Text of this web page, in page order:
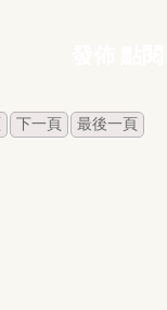
下一頁 最後一頁